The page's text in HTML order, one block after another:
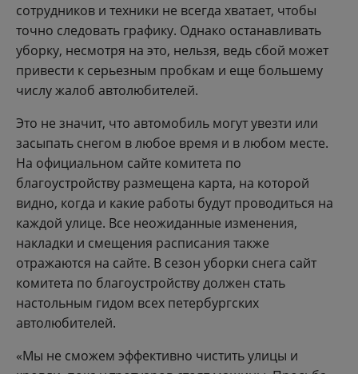
сотрудников и техники не всегда хватает, чтобы
точно следовать графику. Однако останавливать
уборку, несмотря на это, нельзя, ведь сбой может
привести к серьезным пробкам и еще большему
числу жалоб автолюбителей.
Это не значит, что автомобиль могут увезти или
засыпать снегом в любое время и в любом месте.
На официальном сайте комитета по
благоустройству размещена карта, на которой
видно, когда и какие работы будут проводиться на
каждой улице. Все неожиданные изменения,
накладки и смещения расписания также
отражаются на сайте. В сезон уборки снега сайт
комитета по благоустройству должен стать
настольным гидом всех петербургских
автолюбителей.
«Мы не сможем эффективно чистить улицы и